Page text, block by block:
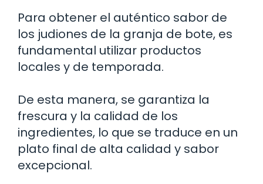
Para obtener el auténtico sabor de
los judiones de la granja de bote, es
fundamental utilizar productos
locales y de temporada.
De esta manera, se garantiza la
frescura y la calidad de los
ingredientes, lo que se traduce en un
plato final de alta calidad y sabor
excepcional.